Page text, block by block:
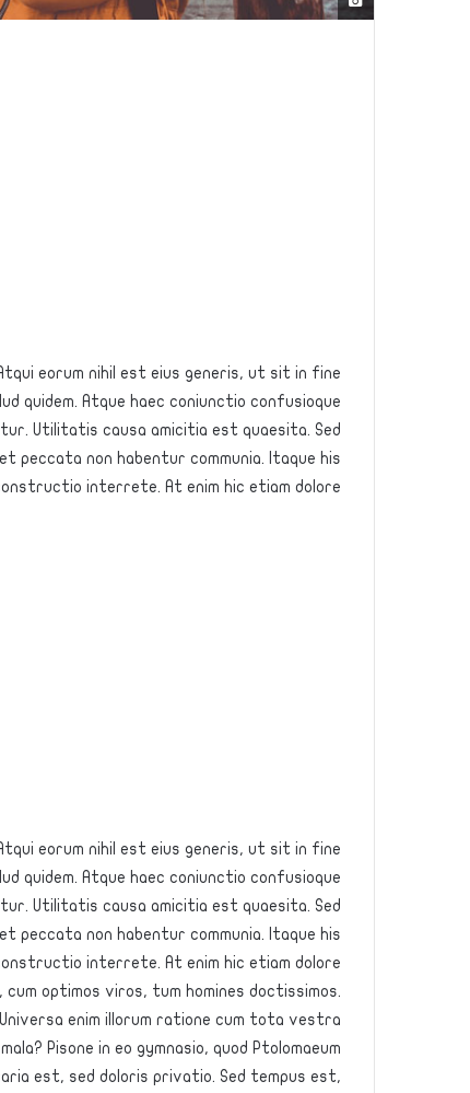
eorum nihil est eius generis, ut sit in fine
quidem. Atque haec coniunctio confusioque
Utilitatis causa amicitia est quaesita. Sed
peccata non habentur communia. Itaque his
interrete. At enim hic etiam dolore.
eorum nihil est eius generis, ut sit in fine
quidem. Atque haec coniunctio confusioque
Utilitatis causa amicitia est quaesita. Sed
peccata non habentur communia. Itaque his
interrete. At enim hic etiam dolore.
optimos viros, tum homines doctissimos.
enim illorum ratione cum tota vestra
Pisone in eo gymnasio, quod Ptolomaeum
est, sed doloris privatio. Sed tempus est,